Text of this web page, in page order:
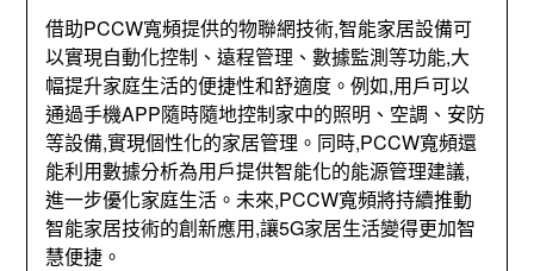
借助PCCW寬頻提供的物聯網技術,智能家居設備可
以實現自動化控制、遠程管理、數據監測等功能,大
幅提升家庭生活的便捷性和舒適度。例如,用戶可以
通過手機APP隨時隨地控制家中的照明、空調、安防
等設備,實現個性化的家居管理。同時,PCCW寬頻還
能利用數據分析為用戶提供智能化的能源管理建議,
進一步優化家庭生活。未來,PCCW寬頻將持續推動
智能家居技術的創新應用,讓5G家居生活變得更加智
慧便捷。